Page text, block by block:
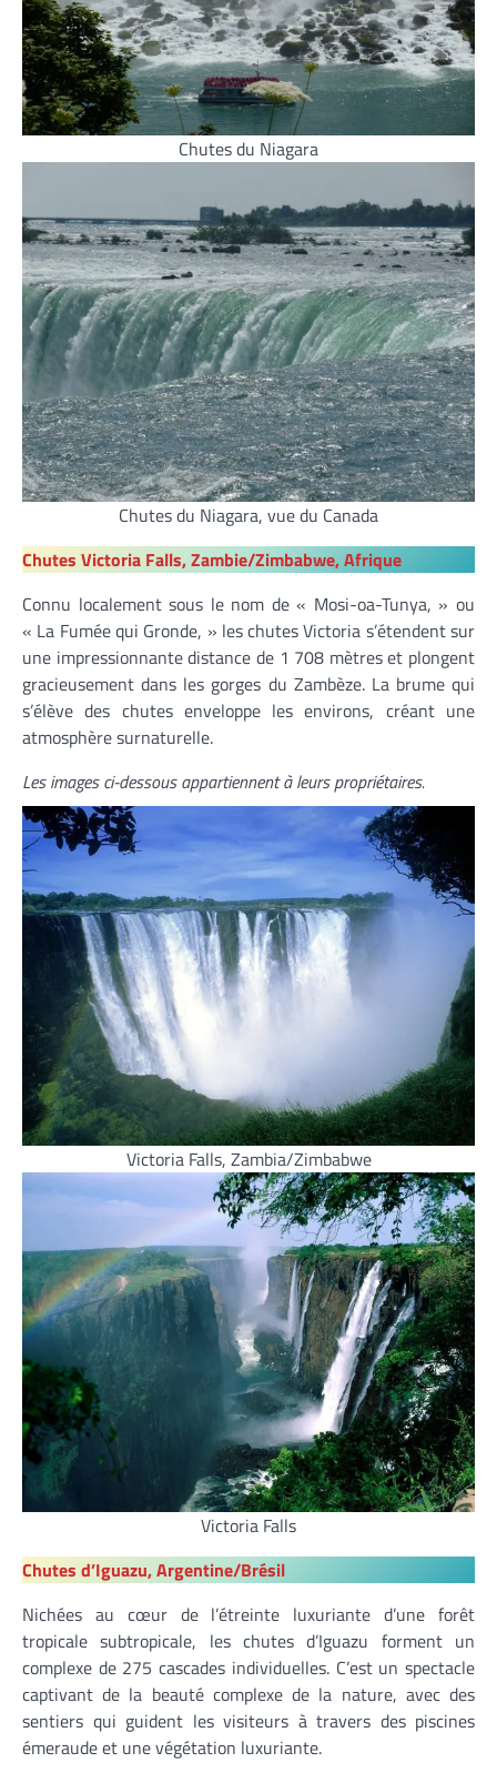
Chutes du Niagara
Chutes du Niagara, vue du Canada
Chutes Victoria Falls, Zambie/Zimbabwe, Afrique
Connu localement sous le nom de « Mosi-oa-Tunya, » ou
« La Fumée qui Gronde, » les chutes Victoria s’étendent sur
une impressionnante distance de 1 708 mètres et plongent
gracieusement dans les gorges du Zambèze. La brume qui
s’élève des chutes enveloppe les environs, créant une
atmosphère surnaturelle.
Les images ci-dessous appartiennent à leurs propriétaires.
Victoria Falls, Zambia/Zimbabwe
Victoria Falls
Chutes d’Iguazu, Argentine/Brésil
Nichées au cœur de l’étreinte luxuriante d’une forêt
tropicale subtropicale, les chutes d’Iguazu forment un
complexe de 275 cascades individuelles. C’est un spectacle
captivant de la beauté complexe de la nature, avec des
sentiers qui guident les visiteurs à travers des piscines
émeraude et une végétation luxuriante.